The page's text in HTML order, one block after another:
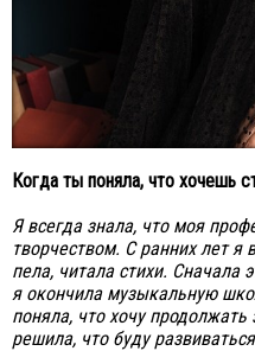
Когда ты поняла, что хочешь
Я всегда знала, что моя
творчеством. С ранних лет я
пела, читала стихи. Сначала
я окончила музыкальную
поняла, что хочу
решила, что буду